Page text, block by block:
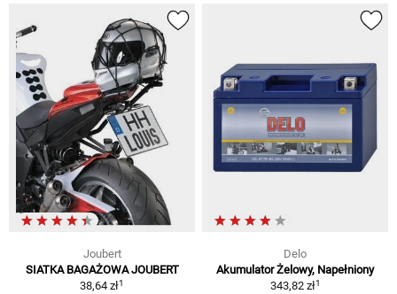
Joubert
SIATKA BAGAŻOWA JOUBERT
38,64 zł1
Delo
Akumulator Żelowy, Napełniony
343,82 zł1